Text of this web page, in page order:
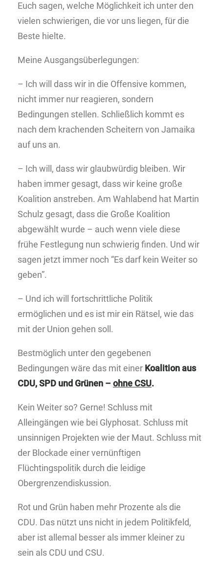
Euch sagen, welche Möglichkeit ich unter den
vielen schwierigen, die vor uns liegen, für die
Beste hielte.
Meine Ausgangsüberlegungen:
– Ich will dass wir in die Offensive kommen,
nicht immer nur reagieren, sondern
Bedingungen stellen. Schließlich kommt es
nach dem krachenden Scheitern von Jamaika
auf uns an.
– Ich will, dass wir glaubwürdig bleiben. Wir
haben immer gesagt, dass wir keine große
Koalition anstreben. Am Wahlabend hat Martin
Schulz gesagt, dass die Große Koalition
abgewählt wurde – auch wenn viele diese
frühe Festlegung nun schwierig finden. Und wir
sagen jetzt immer noch “Es darf kein Weiter so
geben”.
– Und ich will fortschrittliche Politik
ermöglichen und es ist mir ein Rätsel, wie das
mit der Union gehen soll.
Bestmöglich unter den gegebenen
Bedingungen wäre das mit einer Koalition aus
CDU, SPD und Grünen – ohne CSU.
Kein Weiter so? Gerne! Schluss mit
Alleingängen wie bei Glyphosat. Schluss mit
unsinnigen Projekten wie der Maut. Schluss mit
der Blockade einer vernünftigen
Flüchtingspolitik durch die leidige
Obergrenzendiskussion.
Rot und Grün haben mehr Prozente als die
CDU. Das nützt uns nicht in jedem Politikfeld,
aber ist allemal besser als immer kleiner zu
sein als CDU und CSU.